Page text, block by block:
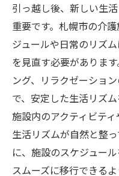
引っ越し後、新しい生
重要です。札幌市の介
ジュールや日常のリズ
を見直す必要がありま
ング、リラクゼーショ
で、安定した生活リズ
施設内のアクティビティ
生活リズムが自然と整
に、施設のスケジュー
スムーズに移行できる